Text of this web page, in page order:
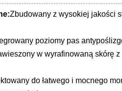
Zbudowany z wysokiej jakości
poziomy pas
w wyrafinowaną skórę
do łatwego i mocnego